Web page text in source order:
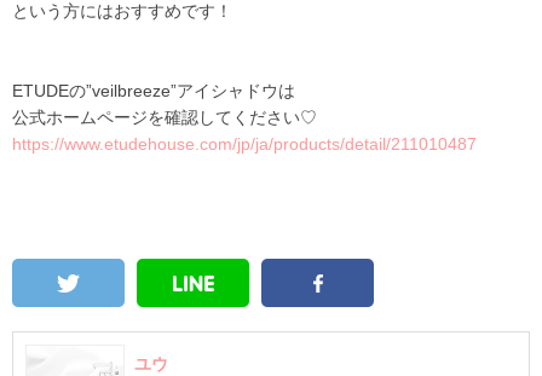
という方にはおすすめです！
ETUDEの”veilbreeze”アイシャドウは
公式ホームページを確認してください♡
https://www.etudehouse.com/jp/ja/products/detail/211010487
ユウ